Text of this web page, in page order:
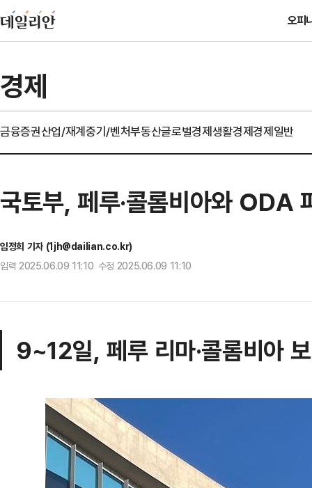
오피
경제
금융증권산업/재계중기/벤처부동산글로벌경제생활경제경제일반
국토부, 페루·콜롬비아와 ODA
임정희 기자 (1jh@dailian.co.kr)
입력 2025.06.09 11:10 수정 2025.06.09 11:10
9~12일, 페루 리마·콜롬비아